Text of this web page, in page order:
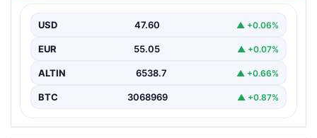
Fenerbahçe'nin futbol şubelerinden sorumlu
gerçekleşen Sturm Graz…
USD 47.60 ▲ +0.06%
EUR 55.05 ▲ +0.07%
ALTIN 6538.7 ▲ +0.66%
BTC 3068969 ▲ +0.87%